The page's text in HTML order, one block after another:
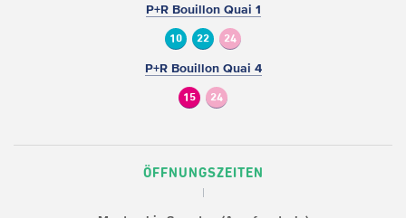
P+R Bouillon Quai 1
10 22 24
P+R Bouillon Quai 4
15 24
ÖFFNUNGSZEITEN